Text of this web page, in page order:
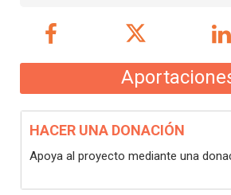
HACER UNA DONACIÓN
Apoya al proyecto mediante una